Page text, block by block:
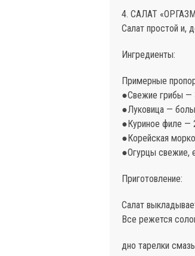
4. САЛАТ
Салат простой и,
Ингредиенты:
Примерные
●Свежие грибы —
●Луковица —
●Куриное филе —
●Корейская
●Огурцы свежие,
Приготовление:
Салат
Все режется
дно тарелки